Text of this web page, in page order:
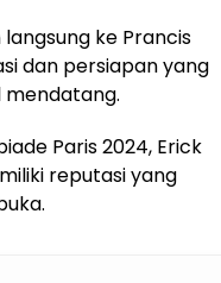
ke Prancis
dan persiapan yang
Paris 2024, Erick
reputasi yang